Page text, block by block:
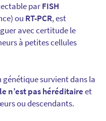
parFISH
ou RT-PCR, est
avec certitude le
à petites cellules
survient dans la
n’est pas héréditaireet
ou descendants.